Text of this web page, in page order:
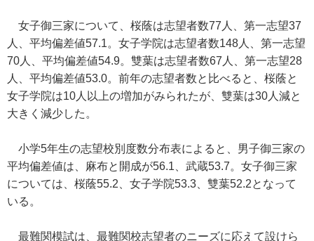
女子御三家について、桜蔭は志望者数77人、第一志望37
人、平均偏差値57.1。女子学院は志望者数148人、第一志望
70人、平均偏差値54.9。雙葉は志望者数67人、第一志望28
人、平均偏差値53.0。前年の志望者数と比べると、桜蔭と
女子学院は10人以上の増加がみられたが、雙葉は30人減と
大きく減少した。
小学5年生の志望校別度数分布表によると、男子御三家の
平均偏差値は、麻布と開成が56.1、武蔵53.7。女子御三家
については、桜蔭55.2、女子学院53.3、雙葉52.2となって
いる。
最難関模試は、最難関校志望者のニーズに応えて設けら